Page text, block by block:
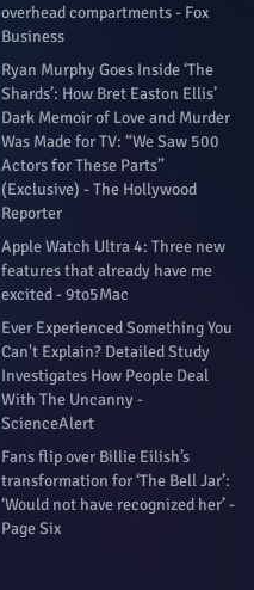
overhead compartments - Fox
Business
Ryan Murphy Goes Inside ‘The
Shards’: How Bret Easton Ellis’
Dark Memoir of Love and Murder
Was Made for TV: “We Saw 500
Actors for These Parts”
(Exclusive) - The Hollywood
Reporter
Apple Watch Ultra 4: Three new
features that already have me
excited - 9to5Mac
Ever Experienced Something You
Can't Explain? Detailed Study
Investigates How People Deal
With The Uncanny -
ScienceAlert
Fans flip over Billie Eilish’s
transformation for ‘The Bell Jar’:
‘Would not have recognized her’ -
Page Six